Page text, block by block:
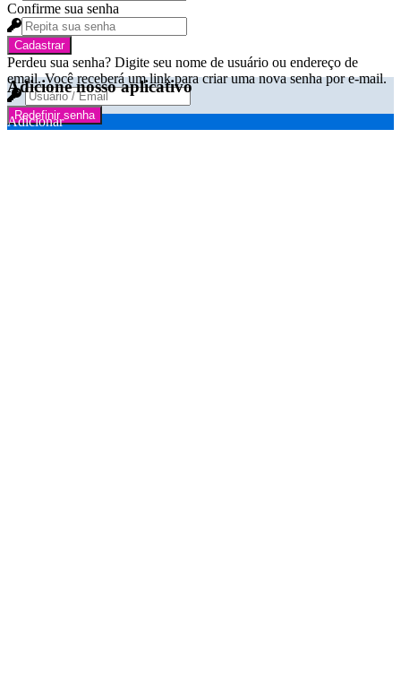
Confirme sua senha
Cadastrar
Perdeu sua senha? Digite seu nome de usuário ou endereço de
email. Você receberá um link para criar uma nova senha por e-mail.
Redefinir senha
Adicione nosso aplicativo
Adicionar